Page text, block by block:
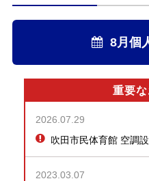
8月個
重要
2026.07.29
吹田市民体育館 空調
2023.03.07